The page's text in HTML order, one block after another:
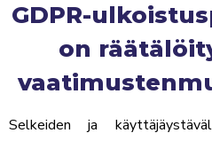
GDPR-
on
Selkeiden ja